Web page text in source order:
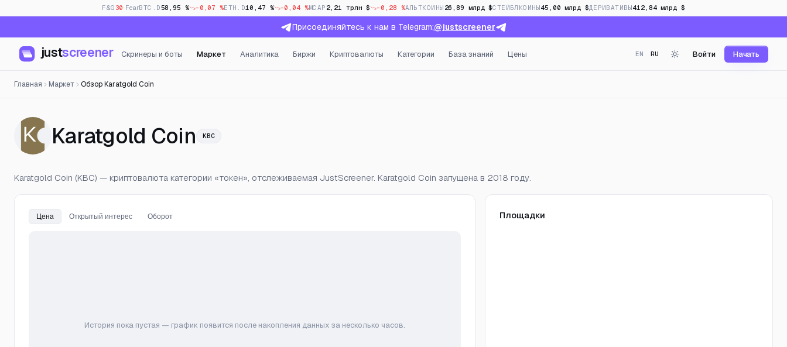
F&G 30· FearBTC.D58,95 % -0,07 %ETH.D10,47 % -0,04 %MCAP 2,21 трлн $ -0,28 %АЛЬТКОИНЫ 26,89 млрд $СТЕЙБЛКОИНЫ45,00 млрд $ДЕРИВАТИВЫ412,84 млрд $
Присоединяйтесь к нам в Telegram:@justscreener
justscreener Скринеры и боты Маркет Аналитика Биржи Криптовалюты Категории База знаний Цены EN RU Войти Начать
Главная Маркет Обзор Karatgold Coin
Karatgold Coin — Цена, открытый интерес и фандинг в реальном
KBC
Karatgold Coin (KBC) — криптовалюта категории «токен», отслеживаемая JustScreener. Karatgold Coin запущена в 2018 году.
Цена Открытый интерес Оборот
История пока пустая — график появится после накопления данных за несколько часов.
Площадки